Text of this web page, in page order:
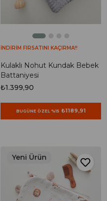
Kulaklı Nohut Kundak Bebek
Battaniyesi
₺1.399,90
BUGÜNE ÖZEL %15 ₺1189,91
İNDİRİM FIRSATINI KAÇIRMA!!
Yeni Ürün